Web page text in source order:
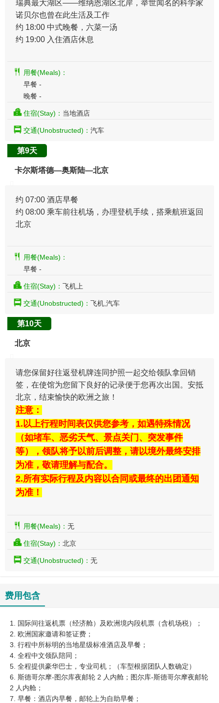
瑞典最大湖区——维纳恩湖区北岸，举世闻名的科学家
诺贝尔也曾在此生活及工作
约 18:00 中式晚餐，六菜一汤
约 19:00 入住酒店休息
用餐(Meals)：
早餐 -
晚餐 -
住宿(Stay)： 当地酒店
交通(Unobstructed)： 汽车
第9天
卡尔斯塔德—奥斯陆—北京
约 07:00 酒店早餐
约 08:00 乘车前往机场，办理登机手续，搭乘航班返回
北京
用餐(Meals)：
早餐 -
住宿(Stay)： 飞机上
交通(Unobstructed)： 飞机,汽车
第10天
北京
请您保留好往返登机牌连同护照一起交给领队拿回销
签，在使馆为您留下良好的记录便于您再次出国。安抵
北京，结束愉快的欧洲之旅！
注意：
1.以上行程时间表仅供您参考，如遇特殊情况
（如堵车、恶劣天气、景点关门、突发事件
等），领队将予以前后调整，请以境外最终安排
为准，敬请理解与配合。
2.所有实际行程及内容以合同或最终的出团通知
为准！
用餐(Meals)： 无
住宿(Stay)： 北京
交通(Unobstructed)： 无
费用包含
1. 国际间往返机票（经济舱）及欧洲境内段机票（含机场税）；
2. 欧洲国家邀请和签证费；
3. 行程中所标明的当地星级标准酒店及早餐；
4. 全程中文领队陪同；
5. 全程提供豪华巴士，专业司机；（车型根据团队人数确定）
6. 斯德哥尔摩-图尔库夜邮轮 2 人内舱；图尔库-斯德哥尔摩夜邮轮
2 人内舱；
7. 早餐：酒店内早餐，邮轮上为自助早餐；